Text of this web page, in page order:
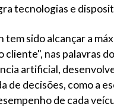
tecnologias e
tem sido alcançar a
nas palavras
artificial,
de decisões, como a
de cada